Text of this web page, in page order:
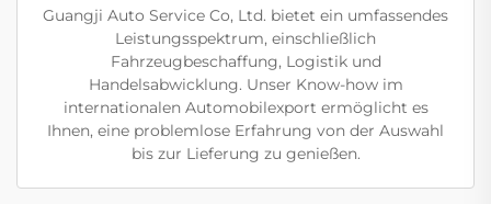
Guangji Auto Service Co, Ltd. bietet ein umfassendes
Leistungsspektrum, einschließlich
Fahrzeugbeschaffung, Logistik und
Handelsabwicklung. Unser Know-how im
internationalen Automobilexport ermöglicht es
Ihnen, eine problemlose Erfahrung von der Auswahl
bis zur Lieferung zu genießen.